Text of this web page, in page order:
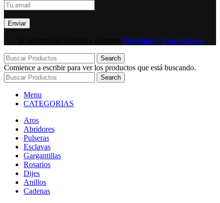
Términos y Condiciones
Search
Comience a escribir para ver los productos que está buscando.
Search
Menu
CATEGORIAS
Aros
Abridores
Pulseras
Esclavas
Gargantillas
Rosarios
Dijes
Anillos
Cadenas